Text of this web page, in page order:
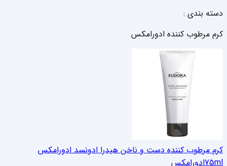
دسته بندی :
کرم مرطوب کننده ادورامکس
کرم مرطوب کننده دست و ناخن هیدرا ادونسد ادورامکس
75mlادورامکس